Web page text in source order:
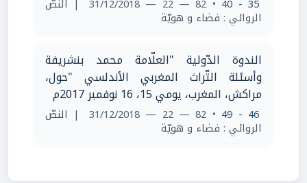
35 - 40
• 82 — 22 — 31/12/2018 | النصّ
الروائي : فضاء و هويّة
الندوة الدّولية "العلّامة محمد بنشريفة
وأسئلة التّراث المغربي الأندلسي "حول،
مراكش، المغرب، يومي 15، 16 نوفمبر 2017م
46 - 49
• 82 — 22 — 31/12/2018 | النصّ
الروائي : فضاء و هويّة